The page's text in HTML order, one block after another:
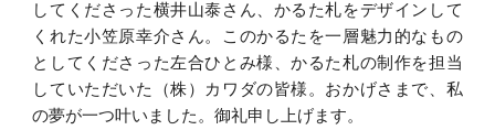
してくださった横井山泰さん、かるた札をデザインして
くれた小笠原幸介さん。このかるたを一層魅力的なもの
としてくださった左合ひとみ様、かるた札の制作を担当
していただいた（株）カワダの皆様。おかげさまで、私
の夢が一つ叶いました。御礼申し上げます。